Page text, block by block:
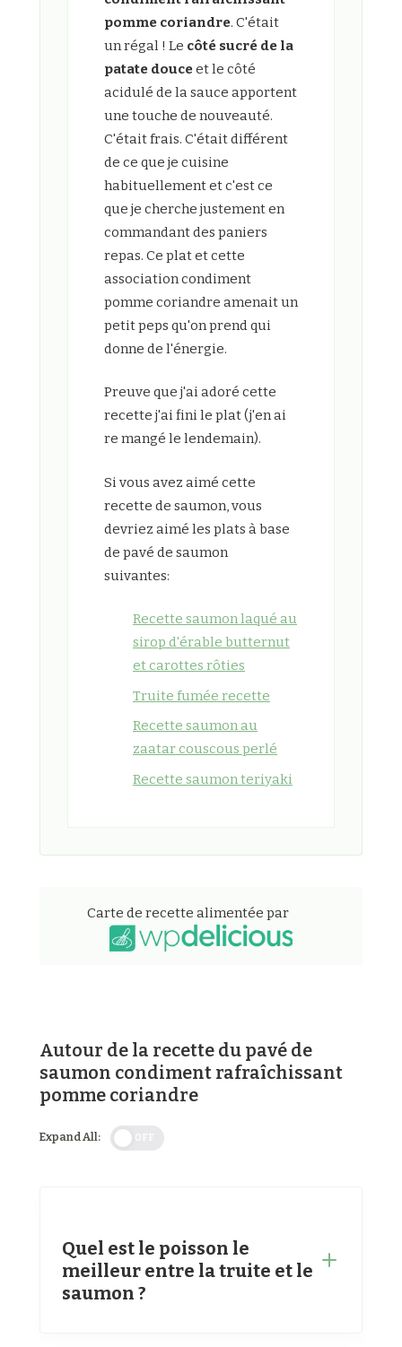
pomme coriandre. C'était
un régal ! Le côté sucré de la
patate douceet le côté
acidulé de la sauce apportent
une touche de nouveauté.
C'était frais. C'était différent
de ce que je cuisine
habituellement et c'est ce
que je cherche justement en
commandant des paniers
repas. Ce plat et cette
association condiment
pomme coriandre amenait un
petit peps qu'on prend qui
donne de l'énergie.
Preuve que j'ai adoré cette
recette j'ai fini le plat (j'en ai
re mangé le lendemain).
Si vous avez aimé cette
recette de saumon, vous
devriez aimé les plats à base
de pavé de saumon
suivantes:
Recette saumon laqué au
sirop d'érable butternut
et carottes rôties
Truite fumée recette
Recette saumon au
zaatar couscous perlé
Recette saumon teriyaki
Carte de recette alimentée par
Autour de la recette du pavé de
saumon condiment rafraîchissant
pomme coriandre
Expand All:
Quel est le poisson le
meilleur entre la truite et le
saumon ?